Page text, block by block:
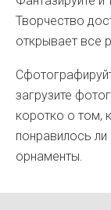
Творчество
открывает все
загрузите
коротко о том,
понравилось
орнаменты.